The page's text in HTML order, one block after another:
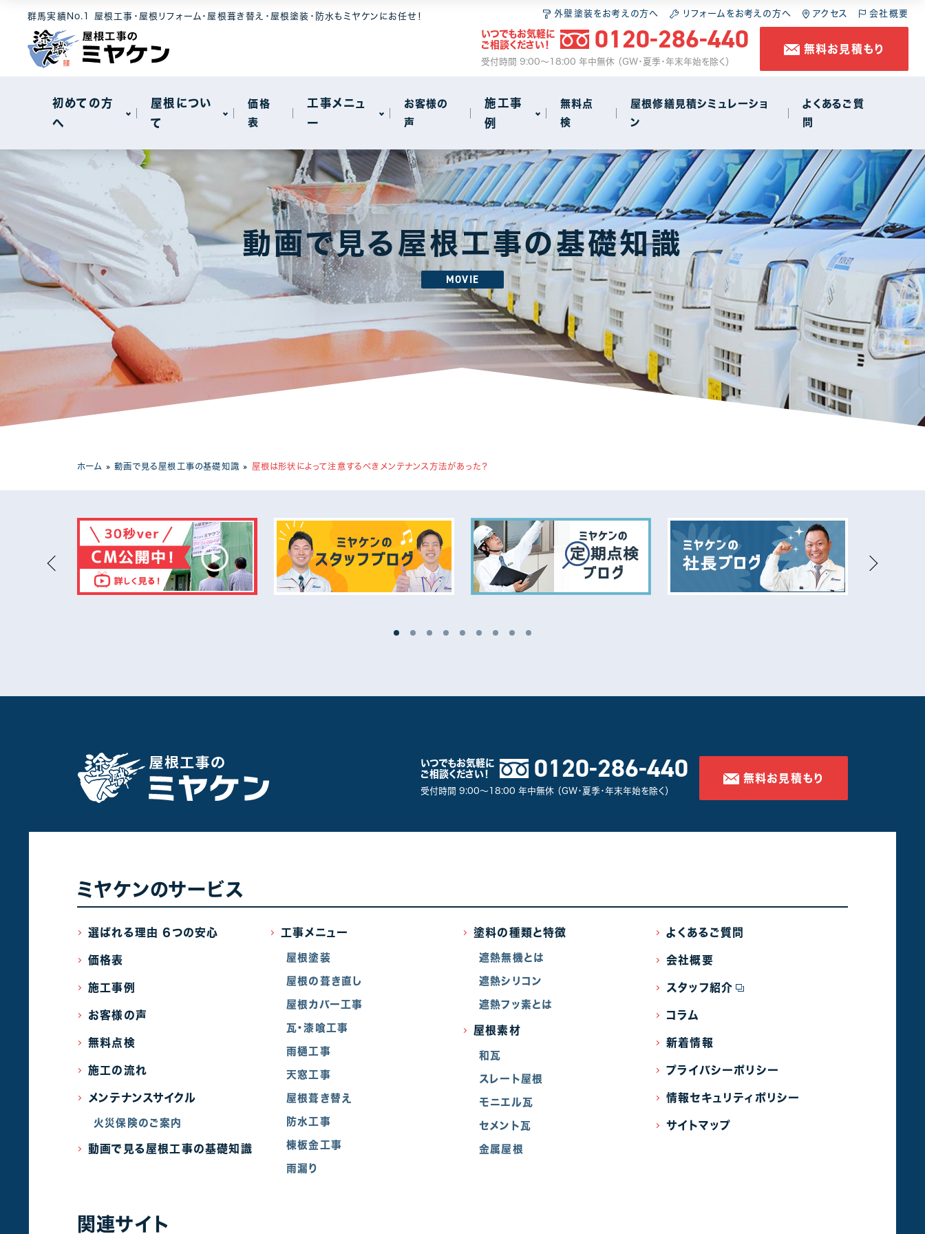
群馬実績No.1 屋根工事・屋根リフォーム・屋根葺き替え・屋根塗装・防水もミヤケンにお任せ！ 外壁塗装をお考えの方へ リフォームをお考えの方へ アクセス 会社概要
いつでもお気軽に
ご相談ください！
0120-286-440
受付時間 9:00～18:00 年中無休 （GW・夏季・年末年始を除く）
無料お見積もり
初めての方
へ
選ばれる理由 6つの安心 無料点検 施工の流れ
メンテナンスサイクル 火災保険のご案内 コラム
新着情報 動画で見る屋根工事の基礎知識
屋根につい
て
屋根について
和瓦 スレート屋根
モニエル瓦 セメント瓦 金属屋根
価格
表
工事メニュ
ー
工事メニュー 屋根塗装 屋根の葺き直し
屋根カバー工事 瓦・漆喰工事 雨樋工事
天窓工事 屋根葺き替え 防水工事
棟板金工事 雨漏り
お客様の
声
施工事
例
セキスイハイム 2
一般住宅 72 other 18 店舗・商店街
工場・事務所 1 アパート・マンション・ビル 1
無料点
検
屋根修繕見積シミュレーショ
ン
よくあるご質
問
選ばれる理由 6つの安心 施工の流れ
火災保険のご案内
屋根について
屋根素材 スレート屋根
セメント瓦
工事メニュー 屋根の葺き直し
瓦・漆喰工事
工場・事務所 1 アパート・マンション・ビル 1
動画で見る屋根工事の基礎知識
MOVIE
ホーム »動画で見る屋根工事の基礎知識 » 屋根は形状によって注意するべきメンテナンス方法があった？
いつでもお気軽に
ご相談ください！
0120-286-440
受付時間 9:00～18:00 年中無休 （GW・夏季・年末年始を除く）
無料お見積もり
ミヤケンのサービス
選ばれる理由 6つの安心
価格表
施工事例
お客様の声
無料点検
施工の流れ
メンテナンスサイクル
火災保険のご案内
動画で見る屋根工事の基礎知識
工事メニュー
屋根塗装
屋根の葺き直し
屋根カバー工事
瓦・漆喰工事
雨樋工事
天窓工事
屋根葺き替え
防水工事
棟板金工事
雨漏り
塗料の種類と特徴
遮熱無機とは
遮熱シリコン
遮熱フッ素とは
屋根素材
和瓦
スレート屋根
モニエル瓦
セメント瓦
金属屋根
よくあるご質問
会社概要
スタッフ紹介
コラム
新着情報
プライバシーポリシー
情報セキュリティポリシー
サイトマップ
関連サイト